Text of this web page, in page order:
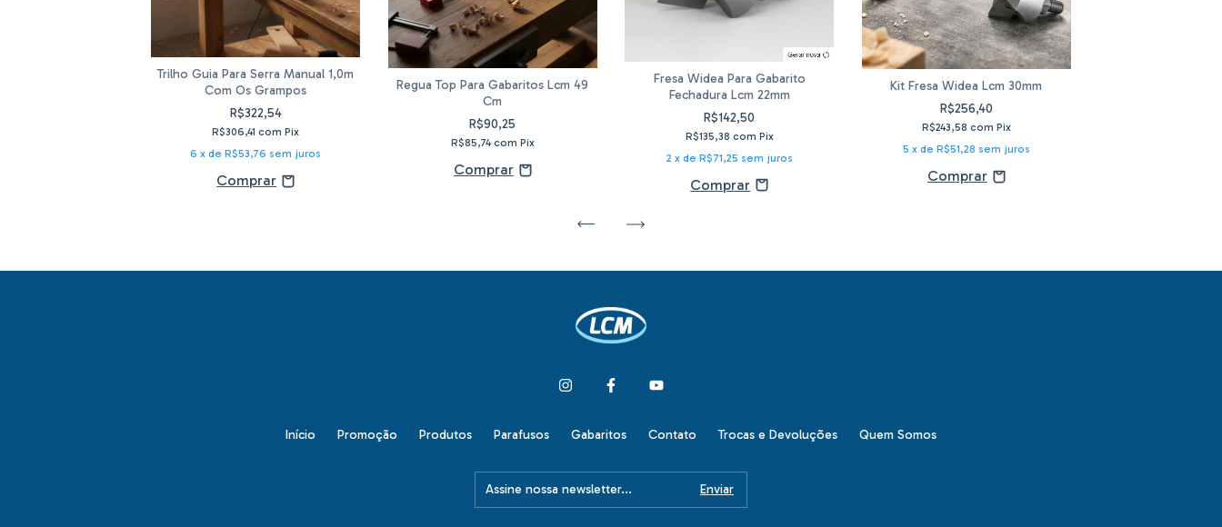
Trilho Guia Para Serra Manual 1,0m
Com Os Grampos
R$322,54
R$306,41com Pix
6 x deR$53,76 sem juros
Regua Top Para Gabaritos Lcm 49
Cm
R$90,25
R$85,74com Pix
Fresa Widea Para Gabarito
Fechadura Lcm 22mm
R$142,50
R$135,38 com Pix
2 x de R$71,25 sem juros
Kit Fresa Widea Lcm 30mm
R$256,40
R$243,58 com Pix
5 x de R$51,28 sem juros
Início Promoção Produtos Parafusos Gabaritos Contato Trocas e Devoluções Quem Somos